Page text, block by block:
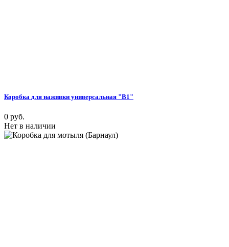
Коробка для наживки универсальная "В1"
0 руб.
Нет в наличии